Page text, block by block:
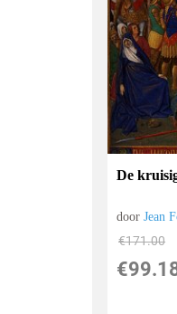
De
doorJean
€171.00
€